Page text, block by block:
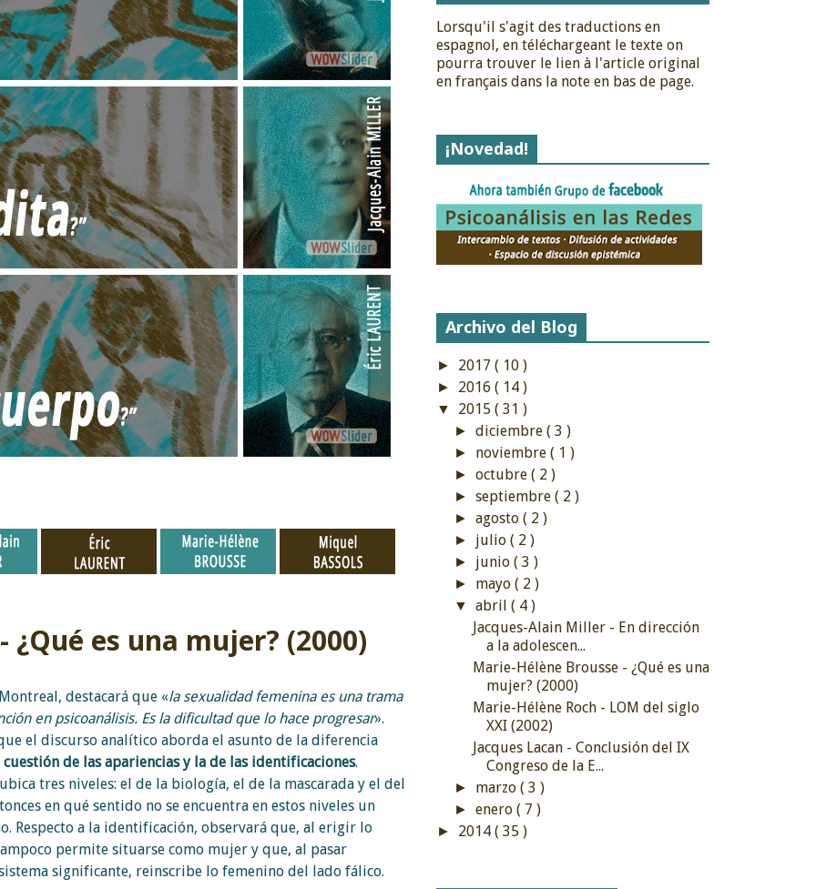
es una mujer? (2000)
destacará que «la sexualidad femenina es una trama
en psicoanálisis. Es la dificultad que lo hace progresar».
el discurso analítico aborda el asunto de la diferencia
cuestión de las apariencias y la de las identificaciones.
tres niveles: el de la biología, el de la mascarada y el del
en qué sentido no se encuentra en estos niveles un
Respecto a la identificación, observará que, al erigir lo
permite situarse como mujer y que, al pasar
significante, reinscribe lo femenino del lado fálico.
Lorsqu'il s'agit des traductions en
espagnol, en téléchargeant le texte on
pourra trouver le lien à l'article original
en français dans la note en bas de page.
¡Novedad!
Archivo del Blog
► 2017 ( 10 )
► 2016 ( 14 )
▼ 2015 ( 31 )
►diciembre( 3 )
► noviembre( 1 )
►octubre( 2 )
►septiembre( 2 )
►agosto( 2 )
► julio( 2 )
► junio( 3 )
► mayo( 2 )
▼abril( 4 )
Jacques-Alain Miller - En dirección
a la adolescen...
Marie-Hélène Brousse - ¿Qué es una
mujer? (2000)
Marie-Hélène Roch - LOM del siglo
XXI (2002)
Jacques Lacan - Conclusión del IX
Congreso de la E...
► marzo( 3 )
►enero( 7 )
► 2014 ( 35 )